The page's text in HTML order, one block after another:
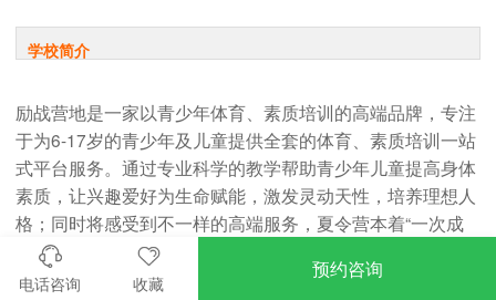
学校简介
励战营地是一家以青少年体育、素质培训的高端品牌，专注
于为6-17岁的青少年及儿童提供全套的体育、素质培训一站
式平台服务。通过专业科学的教学帮助青少年儿童提高身体
素质，让兴趣爱好为生命赋能，激发灵动天性，培养理想人
格；同时将感受到不一样的高端服务，夏令营本着“一次成
为客户，一生为您服务”的宗旨，解决您和孩子的后顾之
忧。（培训的是技能 享受的是服务 感受的是乐趣）。主要
电话咨询 收藏
预约咨询